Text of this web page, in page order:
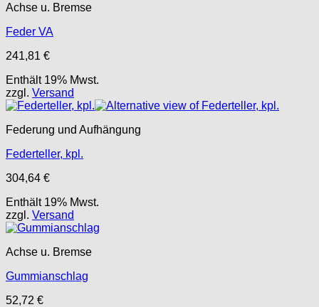
Achse u. Bremse
Feder VA
241,81 €
Enthält 19% Mwst.
zzgl. Versand
Federung und Aufhängung
Federteller, kpl.
304,64 €
Enthält 19% Mwst.
zzgl. Versand
Achse u. Bremse
Gummianschlag
52,72 €